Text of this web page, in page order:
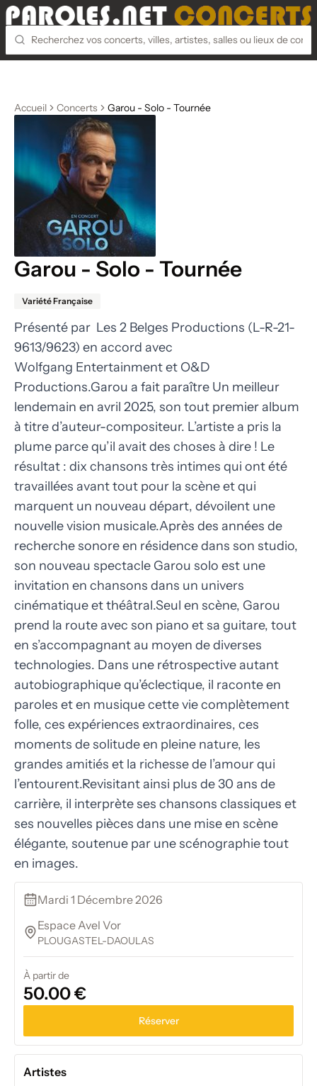
Accueil Concerts Garou - Solo - Tournée
Garou - Solo - Tournée
Variété Française
Présenté par Les 2 Belges Productions (L-R-21-
9613/9623) en accord avec
Wolfgang Entertainment et O&D
Productions.Garou a fait paraître Un meilleur
lendemain en avril 2025, son tout premier album
à titre d’auteur-compositeur. L’artiste a pris la
plume parce qu’il avait des choses à dire ! Le
résultat : dix chansons très intimes qui ont été
travaillées avant tout pour la scène et qui
marquent un nouveau départ, dévoilent une
nouvelle vision musicale.Après des années de
recherche sonore en résidence dans son studio,
son nouveau spectacle Garou solo est une
invitation en chansons dans un univers
cinématique et théâtral.Seul en scène, Garou
prend la route avec son piano et sa guitare, tout
en s’accompagnant au moyen de diverses
technologies. Dans une rétrospective autant
autobiographique qu’éclectique, il raconte en
paroles et en musique cette vie complètement
folle, ces expériences extraordinaires, ces
moments de solitude en pleine nature, les
grandes amitiés et la richesse de l’amour qui
l’entourent.Revisitant ainsi plus de 30 ans de
carrière, il interprète ses chansons classiques et
ses nouvelles pièces dans une mise en scène
élégante, soutenue par une scénographie tout
en images.
Mardi 1 Décembre 2026
Espace Avel Vor
PLOUGASTEL-DAOULAS
À partir de
50.00 €
Réserver
Artistes